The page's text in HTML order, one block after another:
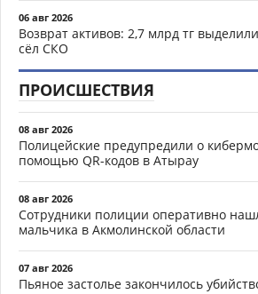
06 авг 2026
Возврат активов: 2,7 млрд тг
сёл СКО
ПРОИСШЕСТВИЯ
08 авг 2026
Полицейские предупредили о
помощью QR-кодов в Атырау
08 авг 2026
Сотрудники полиции оперативно
мальчика в Акмолинской области
07 авг 2026
Пьяное застолье закончилось